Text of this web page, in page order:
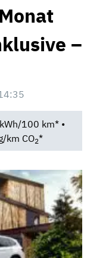
–
100 km* •
km CO2*